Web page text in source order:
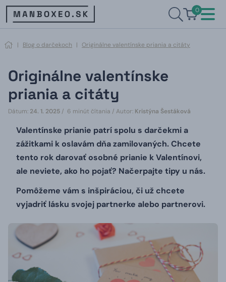
0
| Blog o darčekoch | Originálne valentínske priania a citáty
Originálne valentínske
priania a citáty
Dátum: 24. 1. 2025 / 6 minút čítania / Autor: Kristýna Šestáková
Valentínske prianie patrí spolu s darčekmi a
zážitkami k oslavám dňa zamilovaných.Chcete
tento rok darovať osobné prianie k Valentínovi,
ale neviete, ako ho pojať? Načerpajte tipy u nás.
Pomôžeme vám s inšpiráciou, či už chcete
vyjadriť lásku svojej partnerke alebo partnerovi.